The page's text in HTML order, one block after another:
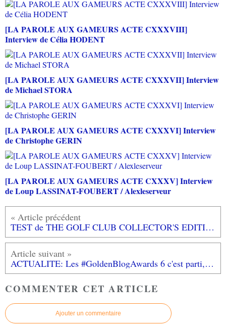
[LA PAROLE AUX GAMEURS ACTE CXXXVIII]
Interview de Célia HODENT
[LA PAROLE AUX GAMEURS ACTE CXXXVII] Interview
de Michael STORA
[LA PAROLE AUX GAMEURS ACTE CXXXVI] Interview
de Christophe GERIN
[LA PAROLE AUX GAMEURS ACTE CXXXV] Interview
de Loup LASSINAT-FOUBERT / Alexleserveur
TEST de THE GOLF CLUB COLLECTOR'S EDITION (sur XBOX ONE): et si on se faisait un petit 18 trous?
ACTUALITE: Les #GoldenBlogAwards 6 c'est parti, je compte sur vous mes amis!
COMMENTER CET ARTICLE
Ajouter un commentaire